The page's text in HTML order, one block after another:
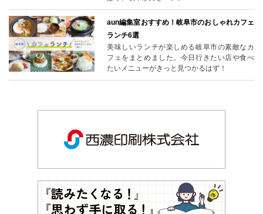
aun編集室おすすめ！岐阜市のおしゃれカフェ
ランチ6選
美味しいランチが楽しめる岐阜市の素敵なカ
フェをまとめました。今日行きたい店や食べ
たいメニューがきっと見つかるはず！